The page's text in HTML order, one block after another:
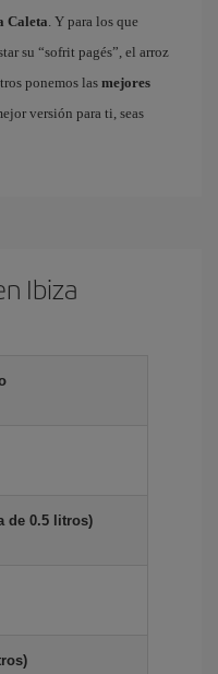
Caleta. Y para los que
su “sofrit pagés”, el arroz
ponemos las mejores
versión para ti, seas
Ibiza
de 0.5 litros)